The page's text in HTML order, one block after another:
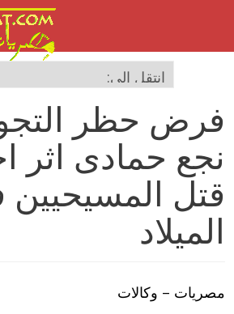
فرض حظر
نجع حمادى اثر
قتل المسيحيين
الميلاد
مصريات – وكالات